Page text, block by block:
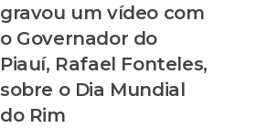
gravou um vídeo com
o Governador do
Piauí, Rafael Fonteles,
sobre o Dia Mundial
do Rim